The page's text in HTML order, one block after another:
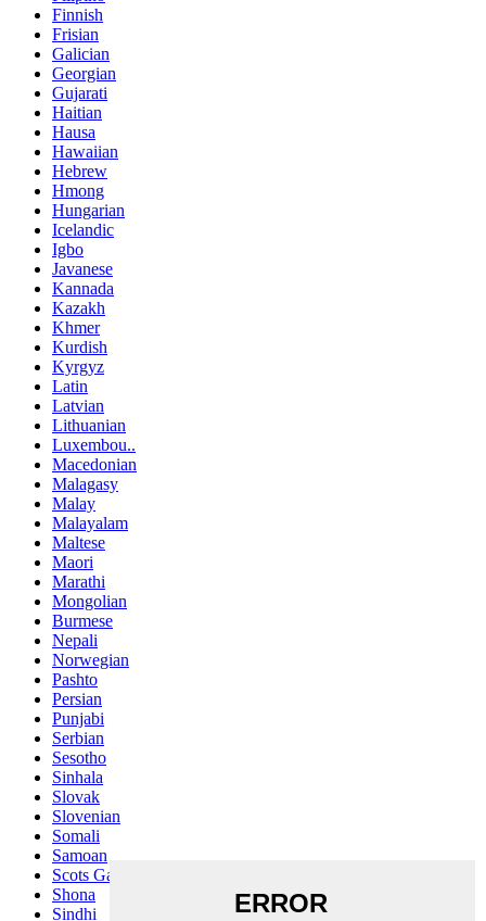
Finnish
Frisian
Galician
Georgian
Gujarati
Haitian
Hausa
Hawaiian
Hebrew
Hmong
Hungarian
Icelandic
Igbo
Javanese
Kannada
Kazakh
Khmer
Kurdish
Kyrgyz
Latin
Latvian
Lithuanian
Luxembou..
Macedonian
Malagasy
Malay
Malayalam
Maltese
Maori
Marathi
Mongolian
Burmese
Nepali
Norwegian
Pashto
Persian
Punjabi
Serbian
Sesotho
Sinhala
Slovak
Slovenian
Somali
Samoan
Scots Gaelic
Shona
Sindhi